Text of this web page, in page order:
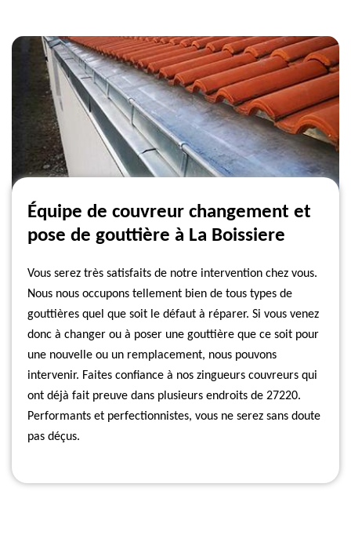
Équipe de couvreur changement et
pose de gouttière à La Boissiere
Vous serez très satisfaits de notre intervention chez vous.
Nous nous occupons tellement bien de tous types de
gouttières quel que soit le défaut à réparer. Si vous venez
donc à changer ou à poser une gouttière que ce soit pour
une nouvelle ou un remplacement, nous pouvons
intervenir. Faites confiance à nos zingueurs couvreurs qui
ont déjà fait preuve dans plusieurs endroits de 27220.
Performants et perfectionnistes, vous ne serez sans doute
pas déçus.